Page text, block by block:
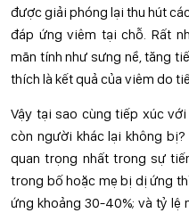
được giải phóng lại thu hút
đáp ứng viêm tại chỗ. Rất
mãn tính như sưng nề, tăng
thích là kết quả của viêm do
Vậy tại sao cùng tiếp xúc
còn người khác lại không
quan trọng nhất trong sự
trong bố hoặc mẹ bị dị ứng
ứng khoảng 30-40%; và tỷ lệ